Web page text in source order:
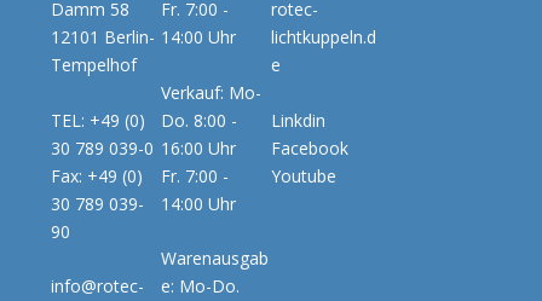
Damm 58
12101 Berlin-
Tempelhof
TEL: +49 (0)
30 789 039-0
Fax: +49 (0)
30 789 039-
90
info@rotec-
Fr. 7:00 -
14:00 Uhr
Verkauf: Mo-
Do. 8:00 -
16:00 Uhr
Fr. 7:00 -
14:00 Uhr
Warenausgab
e: Mo-Do.
rotec-
lichtkuppeln.d
e
Linkdin
Facebook
Youtube